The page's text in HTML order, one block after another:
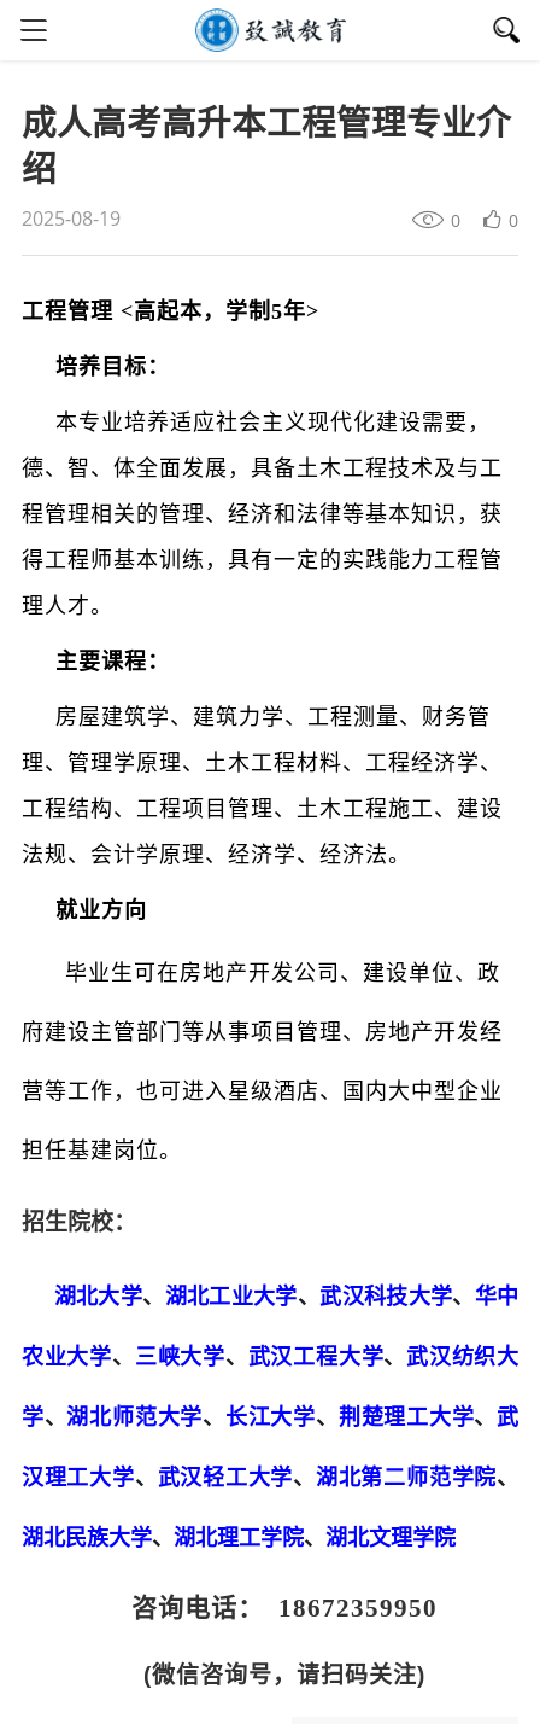
成人高考高升本工程管理专业介
绍
2025-08-19 0 0
工程管理<高起本，学制5年>
培养目标：
本专业培养适应社会主义现代化建设需要，
德、智、体全面发展，具备土木工程技术及与工
程管理相关的管理、经济和法律等基本知识，获
得工程师基本训练，具有一定的实践能力工程管
理人才。
主要课程：
房屋建筑学、建筑力学、工程测量、财务管
理、管理学原理、土木工程材料、工程经济学、
工程结构、工程项目管理、土木工程施工、建设
法规、会计学原理、经济学、经济法。
就业方向
毕业生可在房地产开发公司、建设单位、政
府建设主管部门等从事项目管理、房地产开发经
营等工作，也可进入星级酒店、国内大中型企业
担任基建岗位。
招生院校：
湖北大学、 湖北工业大学、武汉科技大学、 华中
农业大学、 三峡大学、 武汉工程大学、武汉纺织大
学、湖北师范大学、 长江大学、 荆楚理工大学、武
汉理工大学、 武汉轻工大学、 湖北第二师范学院、
湖北民族大学、 湖北理工学院、 湖北文理学院
咨询电话： 18672359950
(微信咨询号，请扫码关注)